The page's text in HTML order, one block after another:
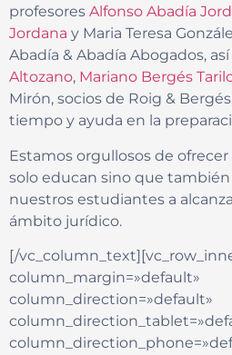
profesores Alfonso Abadía
Jordana y Maria Teresa
Abadía & Abadía Abogados,
Altozano, Mariano Bergés
Mirón, socios de Roig &
tiempo y ayuda en la
Estamos orgullosos de
solo educan sino que
nuestros estudiantes a
ámbito jurídico.
[/
column_margin=»default»
column_direction=»default»